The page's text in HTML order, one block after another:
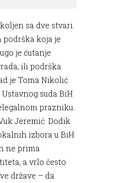
sa dve stvari.
podrška koja je
je ćutanje
ili podrška
je Toma Nikolić
suda BiH
prazniku.
Jeremić. Dodik
izbora u BiH
ne prima
a vrlo često
države – da